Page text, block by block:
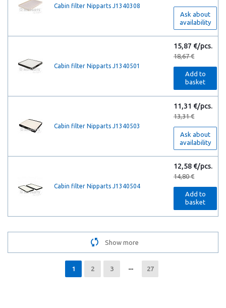
Cabin filter Nipparts J1340308
Ask about
availability
Cabin filter Nipparts J1340501
15,87 €/pcs.
18,67 €
Add to
basket
Cabin filter Nipparts J1340503
11,31 €/pcs.
13,31 €
Ask about
availability
Cabin filter Nipparts J1340504
12,58 €/pcs.
14,80 €
Add to
basket
Show more
1 2 3 27